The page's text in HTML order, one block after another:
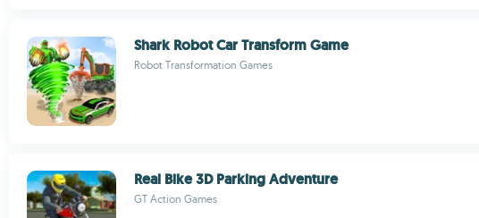
Shark Robot Car Transform Game
Robot Transformation Games
Real Bike 3D Parking Adventure
GT Action Games